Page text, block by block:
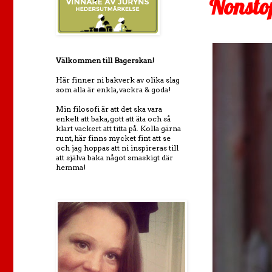
Välkommen till Bagerskan!
Här finner ni bakverk av olika slag
som alla är enkla, vackra & goda!
Min filosofi är att det ska vara
enkelt att baka, gott att äta och så
klart vackert att titta på. Kolla gärna
runt, här finns mycket fint att se
och jag hoppas att ni inspireras till
att själva baka något smaskigt där
hemma!